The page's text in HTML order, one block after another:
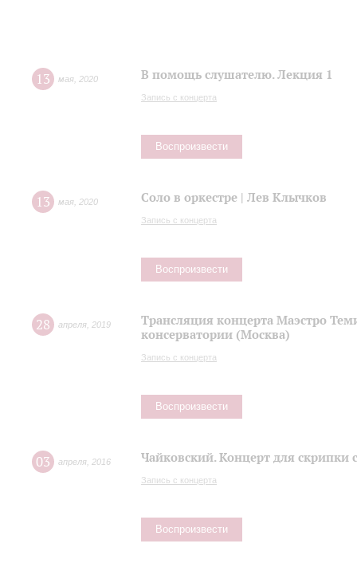
13 мая 2020 В помощь слушателю. Лекция 1
Запись с концерта
Воспроизвести
13 мая 2020 Соло в оркестре | Лев Клычков
Запись с концерта
Воспроизвести
28 апреля 2019
Трансляция концерта Маэстро
консерватории (Москва)
Запись с концерта
Воспроизвести
03 апреля 2016 Чайковский. Концерт для скрипки
Запись с концерта
Воспроизвести